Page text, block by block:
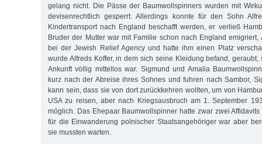
gelang nicht. Die Pässe der Baumwollspinners wurden mit
devisenrechtlich gesperrt. Allerdings konnte für den Sohn
Kindertransport nach England beschafft werden, er verließ
Bruder der Mutter war mit Familie schon nach England emigriert,
bei der Jewish Relief Agency und hatte ihm einen Platz
wurde Alfreds Koffer, in dem sich seine Kleidung befand,
Ankunft völlig mittellos war. Sigmund und Amalia
kurz nach der Abreise ihres Sohnes und fuhren nach Sambor,
kann sein, dass sie von dort zurückkehren wollten, um von
USA zu reisen, aber nach Kriegsausbruch am 1. September
möglich. Das Ehepaar Baumwollspinner hatte zwar zwei
für die Einwanderung polnischer Staatsangehöriger war aber
sie mussten warten.